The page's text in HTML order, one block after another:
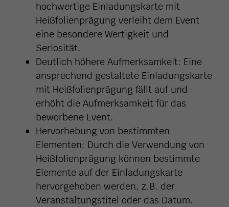
hochwertige Einladungskarte mit
Heißfolienprägung verleiht dem Event
eine besondere Wertigkeit und
Seriosität.
Deutlich höhere Aufmerksamkeit: Eine
ansprechend gestaltete Einladungskarte
mit Heißfolienprägung fällt auf und
erhöht die Aufmerksamkeit für das
beworbene Event.
Hervorhebung von bestimmten
Elementen: Durch die Verwendung von
Heißfolienprägung können bestimmte
Elemente auf der Einladungskarte
hervorgehoben werden, z.B. der
Veranstaltungstitel oder das Datum.